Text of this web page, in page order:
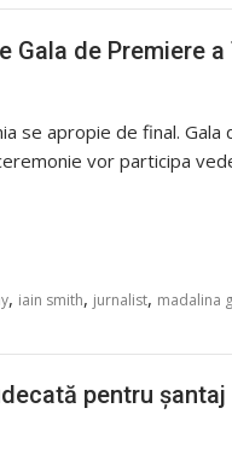
de Premiere a
se apropie de final.
vor participa
, iain smith, jurnalist, madalina
pentru șantaj